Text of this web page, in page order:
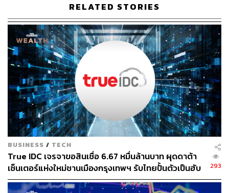
The Coming Wave โดย Mustafa Suleyman
RELATED STORIES
BUSINESS / TECH
True IDC เจรจาขอสินเชื่อ 6.67 หมื่นล้านบาท ผุดดาต้า
เซ็นเตอร์แห่งใหม่ชานเมืองกรุงเทพฯ รับไทยปั้นตัวเป็นฮับ
AI ภูมิภาค
293